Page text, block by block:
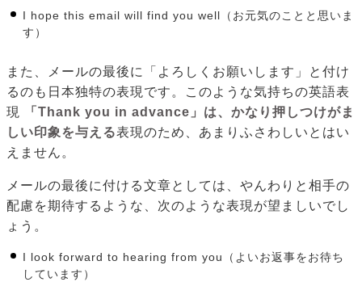
I hope this email will find you well（お元気のことと思いま
す）
また、メールの最後に「よろしくお願いします」と付け
るのも日本独特の表現です。このような気持ちの英語表
現
「Thank you in advance」は、かなり押しつけがま
しい印象を与える表現のため、あまりふさわしいとはい
えません。
メールの最後に付ける文章としては、やんわりと相手の
配慮を期待するような、次のような表現が望ましいでし
ょう。
I look forward to hearing from you（よいお返事をお待ち
しています）